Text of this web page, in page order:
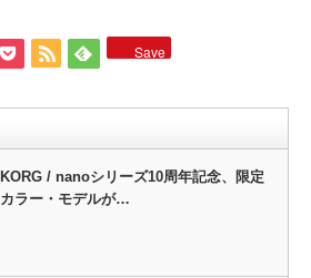
Save
KORG / nanoシリーズ10周年記念、限定
カラー・モデルが…